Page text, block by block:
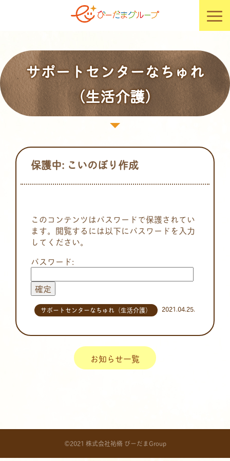
サポートセンターなちゅれ
（生活介護）
保護中: こいのぼり作成
このコンテンツはパスワードで保護されてい
ます。閲覧するには以下にパスワードを入力
してください。
パスワード:
2021.04.25.
サポートセンターなちゅれ（生活介護）
お知らせ一覧
©2021 株式会社祐脩 びーだまGroup